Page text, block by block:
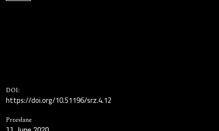
DOI:
https://doi.org/10.51196/srz.4.12
Przesłane